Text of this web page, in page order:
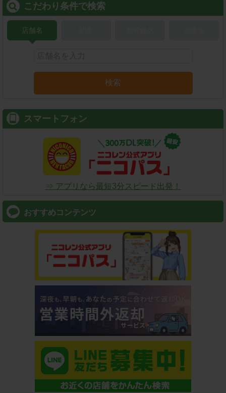
こだわり条件で検索
店舗名
検索
スマートフォン
⇒ アプリなら最短3分スピード出発！
おすすめコンテンツ